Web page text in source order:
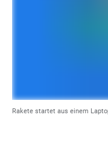
Rakete startet aus einem